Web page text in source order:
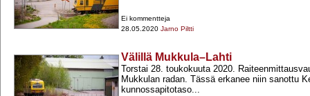
Ei kommentteja
28.05.2020 Jarno Piltti
Välillä Mukkula–Lahti
Torstai 28. toukokuuta 2020.
Mukkulan radan. Tässä erkanee niin sanottu
kunnossapitotaso...